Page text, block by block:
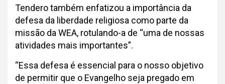
Tendero também enfatizou a importância da
defesa da liberdade religiosa como parte da
missão da WEA, rotulando-a de “uma de nossas
atividades mais importantes”.
“Essa defesa é essencial para o nosso objetivo
de permitir que o Evangelho seja pregado em